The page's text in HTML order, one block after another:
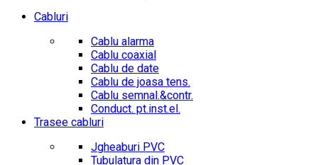
Cabluri
Cablu alarma
Cablu coaxial
Cablu de date
Cablu de joasa tens.
Cablu semnal.&contr.
Conduct. pt.inst.el.
Trasee cabluri
Jgheaburi PVC
Tubulatura din PVC